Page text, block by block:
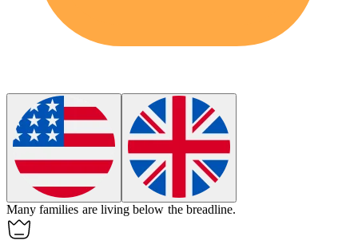
Many families are living below the breadline.